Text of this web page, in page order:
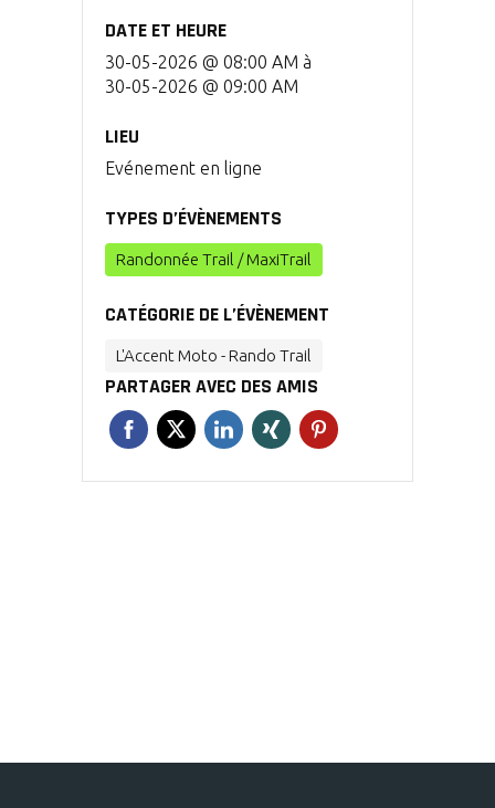
DATE ET HEURE
30-05-2026 @ 08:00 AM à
30-05-2026 @ 09:00 AM
LIEU
Evénement en ligne
TYPES D’ÉVÈNEMENTS
Randonnée Trail / MaxiTrail
CATÉGORIE DE L’ÉVÈNEMENT
L'Accent Moto - Rando Trail
PARTAGER AVEC DES AMIS